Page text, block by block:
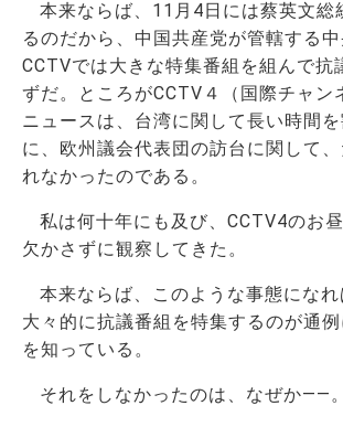
本来ならば、11月4日には蔡英文総
るのだから、中国共産党が管轄する
CCTVでは大きな特集番組を組んで抗
ずだ。ところがCCTV４（国際チャン
ニュースは、台湾に関して長い時間
に、欧州議会代表団の訪台に関して
れなかったのである。
私は何十年にも及び、CCTV4のお
欠かさずに観察してきた。
本来ならば、このような事態にな
大々的に抗議番組を特集するのが通
を知っている。
それをしなかったのは、なぜか――。